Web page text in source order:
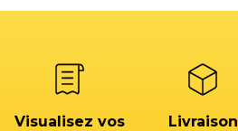
Visualisez vos
Livraison